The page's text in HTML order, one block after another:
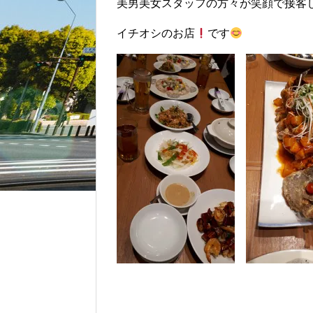
美男美女スタッフの方々が笑顔で接客
イチオシのお店 です